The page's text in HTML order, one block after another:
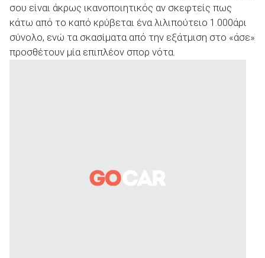
σου είναι άκρως ικανοποιητικός αν σκεφτείς πως
κάτω από το καπό κρύβεται ένα λιλιπούτειο 1.000άρι
σύνολο, ενώ τα σκασίματα από την εξάτμιση στο «άσε»
προσθέτουν μία επιπλέον σπορ νότα.